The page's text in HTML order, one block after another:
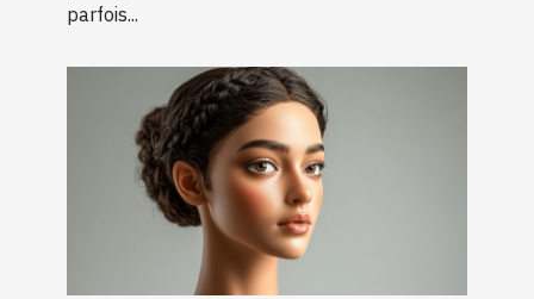
parfois...